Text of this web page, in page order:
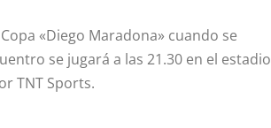
«Diego Maradona» cuando se
se jugará a las 21.30 en el estadio
TNT Sports.